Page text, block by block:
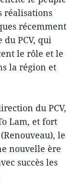
réalisations
récemment
du PCV, qui
le rôle et le
la région et
du PCV,
Lam, et fort
le
nouvelle ère
succès les